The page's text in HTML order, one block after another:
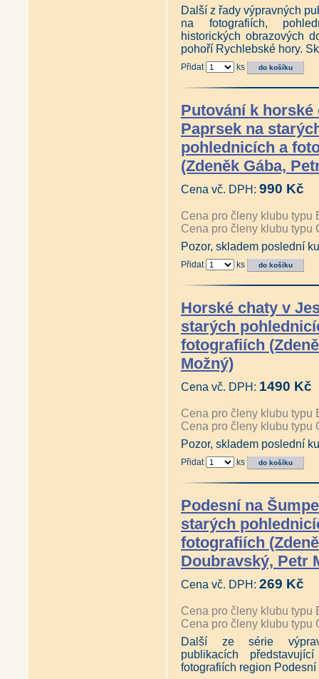
Další z řady výpravných
na fotografiích,
historických obrazových
pohoří Rychlebské hory.
Přidat ks
Putování k horské
Paprsek na
pohlednicích a
(Zdeněk Gába,
Cena vč. DPH: 990 Kč
Cena pro členy klubu typu
Cena pro členy klubu typu
Pozor, skladem poslední
Přidat ks
Horské chaty v
starých
fotografiích
Možný)
Cena vč. DPH: 1490 Kč
Cena pro členy klubu typu
Cena pro členy klubu typu
Pozor, skladem poslední
Přidat ks
Podesní na
starých
fotografiích
Doubravský, Petr
Cena vč. DPH: 269 Kč
Cena pro členy klubu typu
Cena pro členy klubu typu
Další ze série
publikacích
fotografiích region